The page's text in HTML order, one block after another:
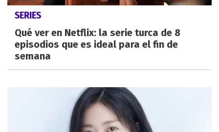
SERIES
Qué ver en Netflix: la serie turca de 8
episodios que es ideal para el fin de
semana